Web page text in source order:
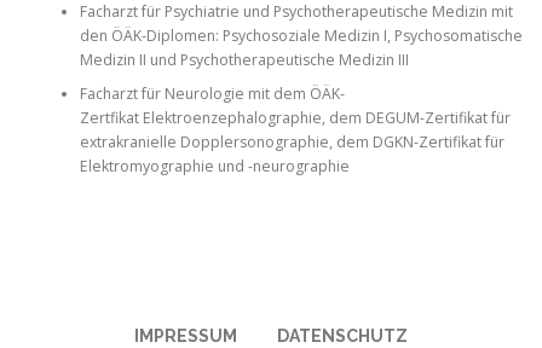
Facharzt für Psychiatrie und Psychotherapeutische Medizin mit
den ÖÄK-Diplomen: Psychosoziale Medizin I, Psychosomatische
Medizin II und Psychotherapeutische Medizin III
Facharzt für Neurologie mit dem ÖÄK-
Zertfikat Elektroenzephalographie, dem DEGUM-Zertifikat für
extrakranielle Dopplersonographie, dem DGKN-Zertifikat für
Elektromyographie und -neurographie
IMPRESSUM DATENSCHUTZ